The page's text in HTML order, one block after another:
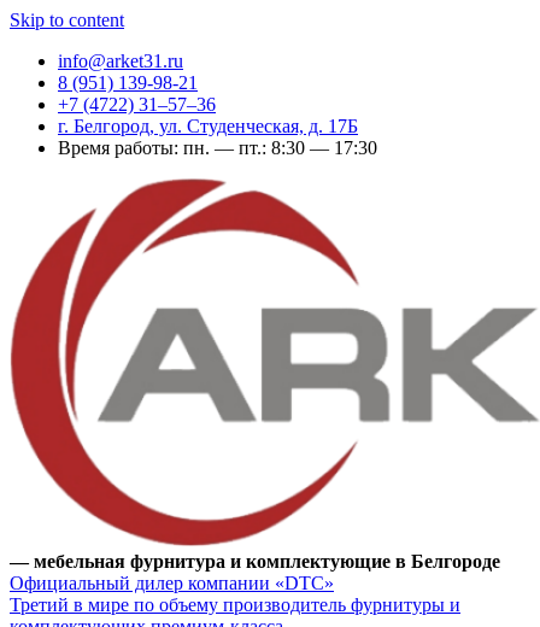
Skip to content
info@arket31.ru
8 (951) 139-98-21
+7 (4722) 31‒57‒36
г. Белгород, ул. Студенческая, д. 17Б
Время работы: пн. — пт.: 8:30 — 17:30
— мебельная фурнитура и комплектующие в Белгороде
Официальный дилер компании «DTC»
Третий в мире по объему производитель фурнитуры и